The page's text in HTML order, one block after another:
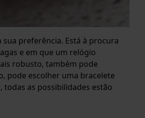
preferência. Está à procura
e em que um relógio
robusto, também pode
pode escolher uma bracelete
as possibilidades estão